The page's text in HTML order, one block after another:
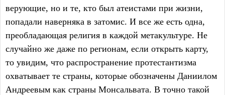
верующие, но и те, кто был атеистами при жизни,
попадали наверняка в затомис. И все же есть одна,
преобладающая религия в каждой метакультуре. Не
случайно же даже по регионам, если открыть карту,
то увидим, что распространение протестантизма
охватывает те страны, которые обозначены Даниилом
Андреевым как страны Монсальвата. В точно такой